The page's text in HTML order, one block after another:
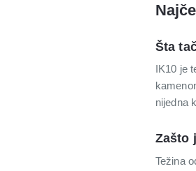
Šta
IK10 je
nijedna
Zašto
Težina